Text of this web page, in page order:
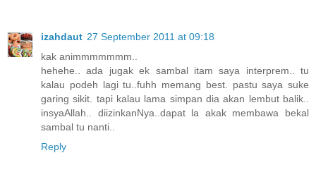
izahdaut 27 September 2011 at 09:18
kak animmmmmmm..
hehehe.. ada jugak ek sambal itam saya interprem.. tu
kalau podeh lagi tu..fuhh memang best. pastu saya suke
garing sikit. tapi kalau lama simpan dia akan lembut balik..
insyaAllah.. diizinkanNya..dapat la akak membawa bekal
sambal tu nanti..
Reply